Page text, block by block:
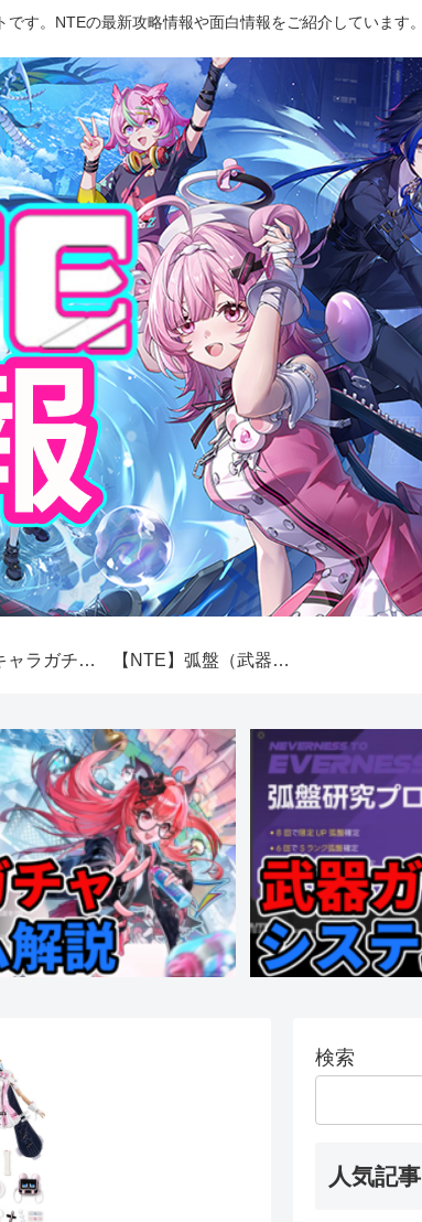
す。NTEの最新攻略情報や面白情報をご紹介しています。
【NTE】キャラガチャ（スカボロー市場）システム解説 【NTE】弧盤（武器）ガチャシステム解説
検索
人気記事